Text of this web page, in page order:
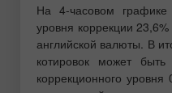
На 4-часовом
уровня коррекции
английской валюты. В
котировок может
коррекционного